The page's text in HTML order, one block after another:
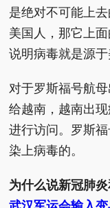
是绝对不可能上
美国人，那它上
说明病毒就是源于
对于罗斯福号航
给越南，越南出
进行访问。罗斯
染上病毒的。
为什么说新冠肺